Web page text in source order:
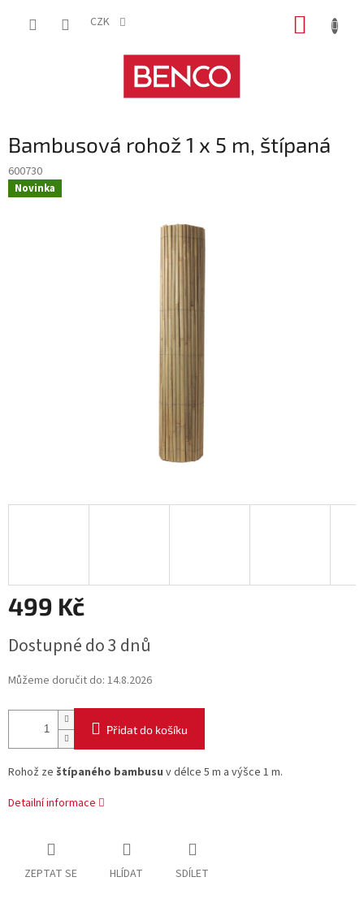
CZK
Bambusová rohož 1 x 5 m, štípaná
600730
Novinka
499 Kč
cena:
Dostupné do 3 dnů
Můžeme doručit do: 14.8.2026
Přidat do košíku
Rohož ze štípaného bambusu v délce 5 m a výšce 1 m.
Detailní informace
ZEPTAT SE HLÍDAT SDÍLET